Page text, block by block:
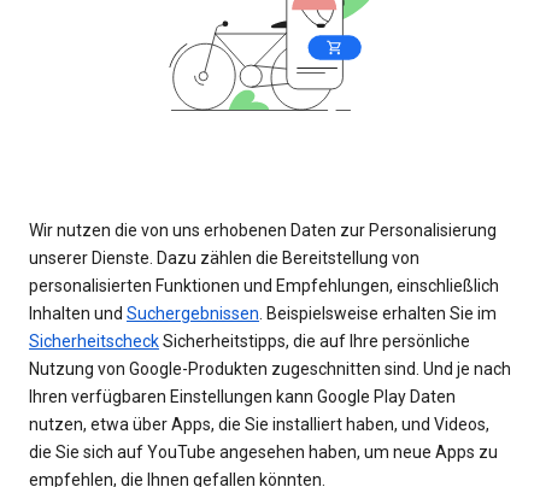
Wir nutzen die von uns erhobenen Daten zur Personalisierung
unserer Dienste. Dazu zählen die Bereitstellung von
personalisierten Funktionen und Empfehlungen, einschließlich
Inhalten und Suchergebnissen . Beispielsweise erhalten Sie im
SicherheitscheckSicherheitstipps, die auf Ihre persönliche
Nutzung von Google-Produkten zugeschnitten sind. Und je nach
Ihren verfügbaren Einstellungen kann Google Play Daten
nutzen, etwa über Apps, die Sie installiert haben, und Videos,
die Sie sich auf YouTube angesehen haben, um neue Apps zu
empfehlen, die Ihnen gefallen könnten.